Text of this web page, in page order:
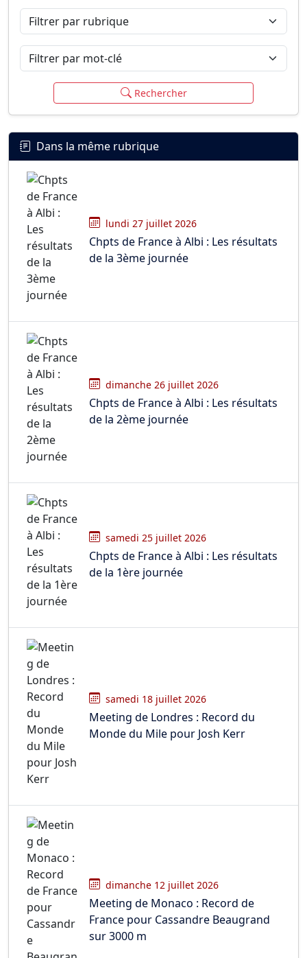
Filtrer par rubrique
Filtrer par mot-clé
Rechercher
Dans la même rubrique
lundi 27 juillet 2026
Chpts de France à Albi : Les résultats
de la 3ème journée
dimanche 26 juillet 2026
Chpts de France à Albi : Les résultats
de la 2ème journée
samedi 25 juillet 2026
Chpts de France à Albi : Les résultats
de la 1ère journée
samedi 18 juillet 2026
Meeting de Londres : Record du
Monde du Mile pour Josh Kerr
dimanche 12 juillet 2026
Meeting de Monaco : Record de
France pour Cassandre Beaugrand
sur 3000 m